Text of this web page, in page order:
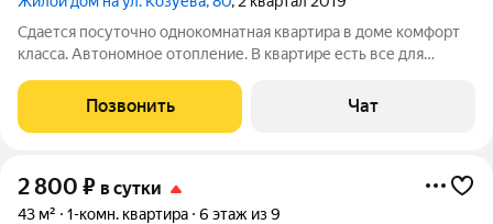
Сдается посуточно однокомнатная квартира в доме комфорт
класса. Автономное отопление. В квартире есть все для
Позвонить Чат
2 800 ₽ в сутки
43 м² 1-комн. квартира 6 этаж из 9